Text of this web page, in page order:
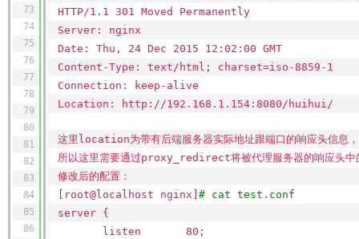
73
74
75
76
77
78
79
80
81
82
83
84
85
86
HTTP/1 .1 301 Moved Permanently
Server: nginx
Date: Thu, 24 Dec 2015 12:02:00 GMT
Content-Type: text/html ; charset=iso-8859-1
Connection: keep-alive
Location: http: //192 .168.1.154:8080/huihui/
这里location为带有后端服务器实际地址跟端口的响应头信息
所以这里需要通过proxy_redirect将被代理服务器的响应头
修改后的配置：
[root@localhost nginx] # cat test.conf
server {
listen 80;